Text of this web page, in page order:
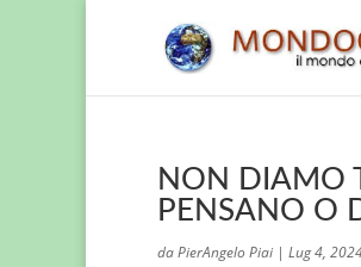
NON DIAMO
PENSANO O
daPierAngelo Piai | Lug 4,